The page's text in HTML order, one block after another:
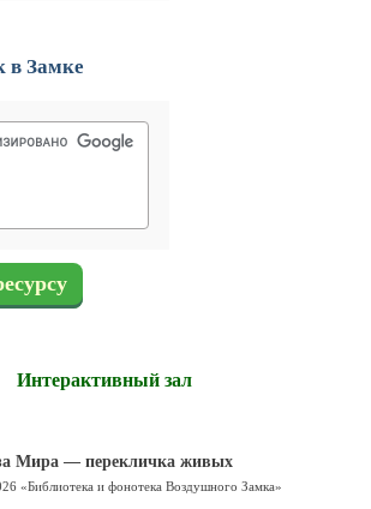
в Замке
«Библиотека и фонотека Воздушного Замка»
Интерактивный зал
Мира — перекличка живых